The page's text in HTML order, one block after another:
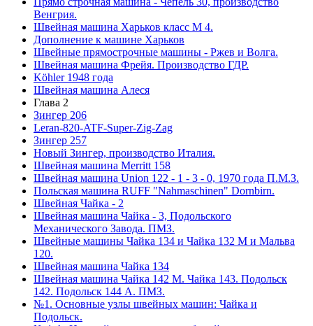
Венгрия.
Швейная машина Харьков класс М 4.
Дополнение к машине Харьков
Швейные прямострочные машины - Ржев и Волга.
Швейная машина Фрейя. Производство ГДР.
Köhler 1948 года
Швейная машина Алеся
Глава 2
Зингер 206
Leran-820-ATF-Super-Zig-Zag
Зингер 257
Новый Зингер, производство Италия.
Швейная машина Merritt 158
Швейная машина Union 122 - 1 - 3 - 0, 1970 года П.М.З.
Польская машина RUFF "Nahmaschinen" Dornbirn.
Швейная Чайка - 2
Швейная машина Чайка - 3, Подольского
Механического Завода. ПМЗ.
Швейные машины Чайка 134 и Чайка 132 М и Мальва
120.
Швейная машина Чайка 134
Швейная машина Чайка 142 М. Чайка 143. Подольск
142. Подольск 144 А. ПМЗ.
№1. Основные узлы швейных машин: Чайка и
Подольск.